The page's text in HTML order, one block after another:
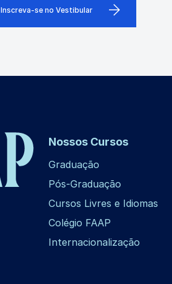
Inscreva-se no Vestibular
Nossos Cursos
Graduação
Pós-Graduação
Cursos Livres e Idiomas
Colégio FAAP
Internacionalização